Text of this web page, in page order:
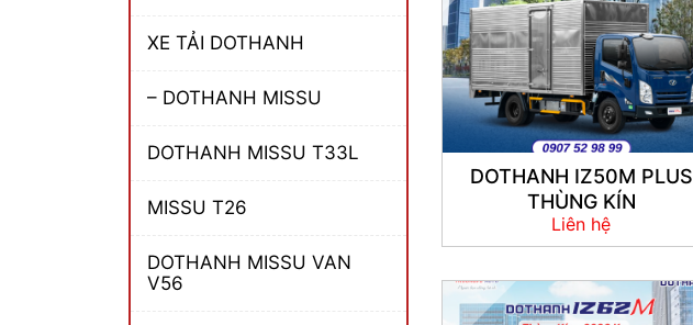
XE TẢI DOTHANH
– DOTHANH MISSU
DOTHANH MISSU T33L
MISSU T26
DOTHANH MISSU VAN
V56
DOTHANH IZ50M PLUS
THÙNG KÍN
Liên hệ